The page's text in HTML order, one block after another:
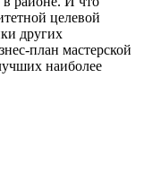
целевой
других
план мастерской
наиболее